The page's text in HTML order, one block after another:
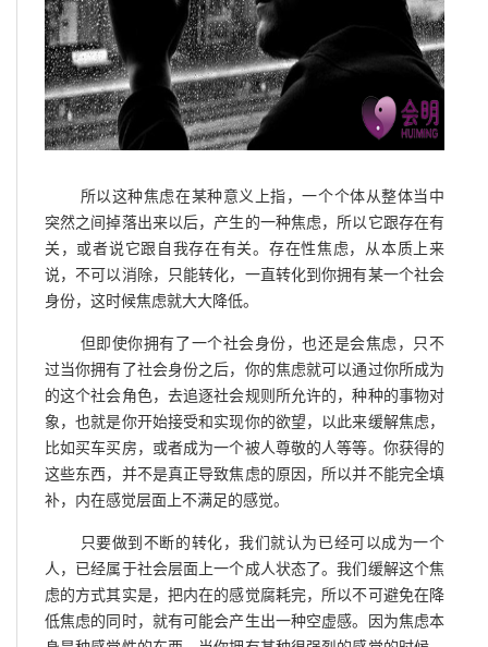
所以这种焦虑在某种意义上指，一个个体从整体当中
突然之间掉落出来以后，产生的一种焦虑，所以它跟存在有
关，或者说它跟自我存在有关。存在性焦虑，从本质上来
说，不可以消除，只能转化，一直转化到你拥有某一个社会
身份，这时候焦虑就大大降低。
但即使你拥有了一个社会身份，也还是会焦虑，只不
过当你拥有了社会身份之后，你的焦虑就可以通过你所成为
的这个社会角色，去追逐社会规则所允许的，种种的事物对
象，也就是你开始接受和实现你的欲望，以此来缓解焦虑，
比如买车买房，或者成为一个被人尊敬的人等等。你获得的
这些东西，并不是真正导致焦虑的原因，所以并不能完全填
补，内在感觉层面上不满足的感觉。
只要做到不断的转化，我们就认为已经可以成为一个
人，已经属于社会层面上一个成人状态了。我们缓解这个焦
虑的方式其实是，把内在的感觉腐耗完，所以不可避免在降
低焦虑的同时，就有可能会产生出一种空虚感。因为焦虑本